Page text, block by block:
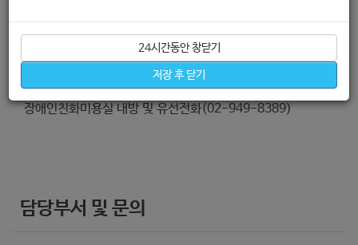
24시간동안 창닫기
저장 후 닫기
신청방법
장애인친화미용실 내방 및 유선전화(02-949-8389)
담당부서 및 문의